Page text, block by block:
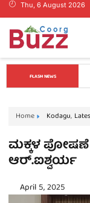
Thu, 6 August 2026
FLASH NEWS
Home Kodagu,
ಮಕ್ಕಳ ಪೋಷಣೆ
ಆರ್.ಐಶ್ವರ್ಯ
April 5, 2025